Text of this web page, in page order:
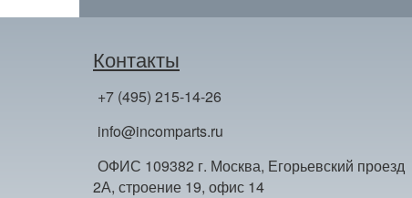
Контакты
+7 (495) 215-14-26
info@incomparts.ru
ОФИС 109382 г. Москва, Егорьевский проезд
2А, строение 19, офис 14